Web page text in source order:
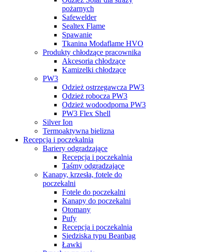
pożarnych
Safewelder
Sealtex Flame
Spawanie
Tkanina Modaflame HVO
Produkty chłodzące pracownika
Akcesoria chłodzące
Kamizelki chłodzące
PW3
Odzież ostrzegawcza PW3
Odzież robocza PW3
Odzież wodoodporna PW3
PW3 Flex Shell
Silver Ion
Termoaktywna bielizna
Recepcja i poczekalnia
Bariery odgradzające
Recepcja i poczekalnia
Taśmy odgradzające
Kanapy, krzesła, fotele do
poczekalni
Fotele do poczekalni
Kanapy do poczekalni
Otomany
Pufy
Recepcja i poczekalnia
Siedziska typu Beanbag
Ławki